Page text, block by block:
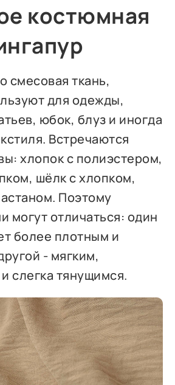
костюмная
смесовая ткань,
для одежды,
юбок, блуз и иногда
Встречаются
хлопок с полиэстером,
шёлк с хлопком,
Поэтому
могут отличаться: один
более плотным и
- мягким,
слегка тянущимся.